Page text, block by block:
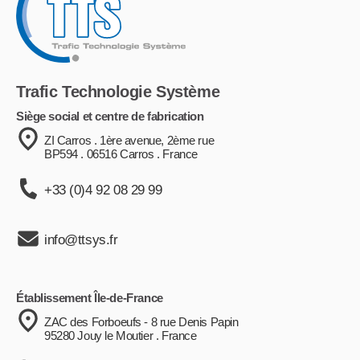
Trafic Technologie Système
Siège social et centre de fabrication
ZI Carros . 1ère avenue, 2ème rue
BP594 . 06516 Carros . France
+33 (0)4 92 08 29 99
info@ttsys.fr
Établissement Île-de-France
ZAC des Forboeufs - 8 rue Denis Papin
95280 Jouy le Moutier . France